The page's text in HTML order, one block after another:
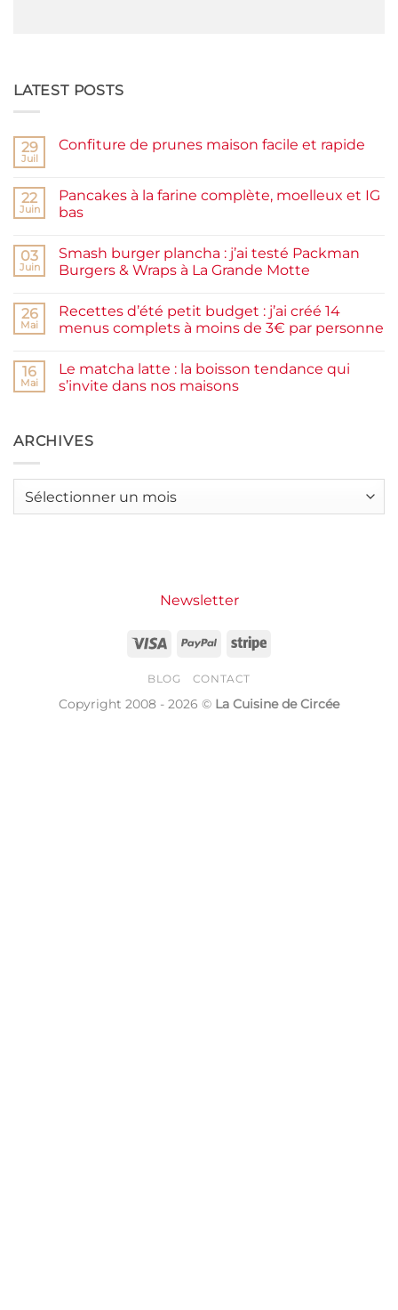
LATEST POSTS
29
Juil
Confiture de prunes maison facile et rapide
Confiture
de
prunes
et
rapide
22
Juin
Pancakes à la farine complète, moelleux et IG
bas
sur
Pancakes
à
complète,
moelleux
et
03
Juin
Smash burger plancha : j’ai testé Packman
Burgers & Wraps à La Grande Motte
sur
Smash
burger
testé
Packman
Burgers &
Grande
Motte
26
Mai
Recettes d’été petit budget : j’ai créé 14
menus complets à moins de 3€ par personne
sur
Recettes
d’été
j’ai
créé
à
16
Mai
Le matcha latte : la boisson tendance qui
s’invite dans nos maisons
Le
matcha
boisson
ARCHIVES
Archives
Newsletter
Visa PayPal Stripe
BLOG CONTACT
Copyright 2008 - 2026 © La Cuisine de Circée